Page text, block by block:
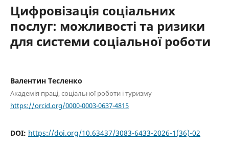
Цифровізація соціальних
послуг: можливості та ризики
для системи соціальної роботи
Валентин Тесленко
Академія праці, соціальної роботи і туризму
https://orcid.org/0000-0003-0637-4815
DOI: https://doi.org/10.63437/3083-6433-2026-1(36)-02